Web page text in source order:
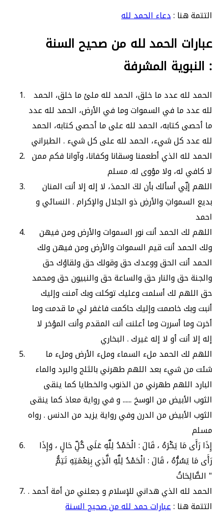
التتمة هنا :دعاء الحمد لله
عبارات الحمد لله من صحيح السنة
النبوية المشرفة :
الحمد لله عدد ما خلق، الحمد لله ملئ ما خلق، الحمد
لله عدد ما في السموات وما في الأرض، الحمد لله عدد
ما أحصى كتابه، الحمد لله على ما أحصى كتابه، الحمد
لله عدد كل شيء، الحمد لله على كل شيء . الطبراني
الحمد لله الذي أطعمنا وسقانا وكفانا، وآوانا فكم ممن
لا كافي له، ولا مؤوى له. مسلم
اللهم إنِّي أسألك بأن لكَ الحمدَ، لا إله إلا أنت المنان
بديع السمواتِ والأرضِ ذو الجلال والإكرام . النسائي و
احمد
اللهم لك الحمد أنت نور السموات والأرض ومن فيهن
ولك الحمد أنت قيم السموات والأرض ومن فيهن ولك
الحمد أنت الحق ووعدك حق وقولك حق ولقاؤك حق
والجنة حق والنار حق والساعة حق والنبيون حق ومحمد
حق اللهم لك أسلمت وعليك توكلت وبك آمنت وإليك
أنبت وبك خاصمت وإليك حاكمت فاغفر لي ما قدمت وما
أخرت وما أسررت وما أعلنت أنت المقدم وأنت المؤخر لا
إله إلا أنت أو لا إله غيرك . البخاري
اللهم لك الحمد ملء السماء وملء الأرض وملء ما
شئت من شيء بعد اللهم طهرني بالثلج والبرد والماء
البارد اللهم طهرني من الذنوب والخطايا كما ينقى
الثوب الأبيض من الوسخ ...... و في رواية معاذ كما ينقى
الثوب الأبيض من الدرن وفي رواية يزيد من الدنس . رواه
مسلم
إِذَا رَأَى مَا يَكْرَهُ ، قَالَ : الْحَمْدُ لِلَّهِ عَلَى كُلِّ حَالٍ ، وَإِذَا
رَأَى مَا يَسُرُّهُ ، قَالَ : الْحَمْدُ لِلَّهِ الَّذِي بِنِعْمَتِهِ تَتِمُّ
الصَّالِحَاتُ "
الحمد لله الذي هداني للإسلام و جعلني من أمة أحمد .
التتمة هنا :عبارات حمد لله من صحيح السنة